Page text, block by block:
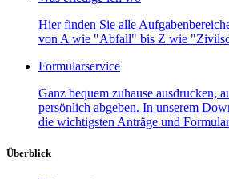
Hier finden Sie alle
von A wie "Abfall" bis Z wie
Formularservice
Ganz bequem zuhause ausdrucken,
persönlich abgeben. In unserem
die wichtigsten Anträge und
Überblick